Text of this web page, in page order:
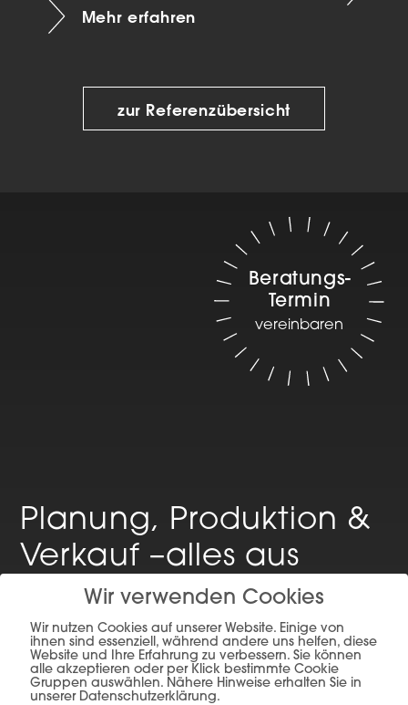
Mehr erfahren
zur Referenzübersicht
Planung, Produktion &
Verkauf –alles aus
einer Hand.
mehr erfahren
Beratungs-
Termin
vereinbaren
Wir verwenden Cookies
Wir nutzen Cookies auf unserer Website. Einige von
ihnen sind essenziell, während andere uns helfen, diese
Website und Ihre Erfahrung zu verbessern. Sie können
alle akzeptieren oder per Klick bestimmte Cookie
Gruppen auswählen. Nähere Hinweise erhalten Sie in
unserer Datenschutzerklärung.